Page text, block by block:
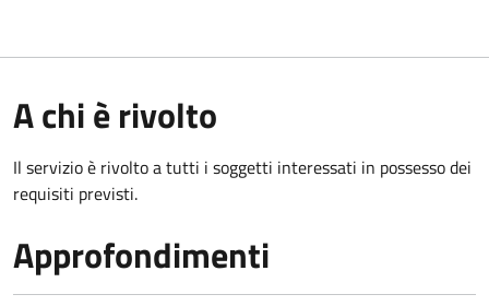
A chi è rivolto
Il servizio è rivolto a tutti i soggetti interessati in possesso dei
requisiti previsti.
Approfondimenti